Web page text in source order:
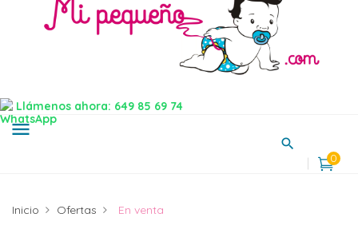
Llámenos ahora: 649 85 69 74
menu
0
Inicio Ofertas En venta
Iniciar sesión